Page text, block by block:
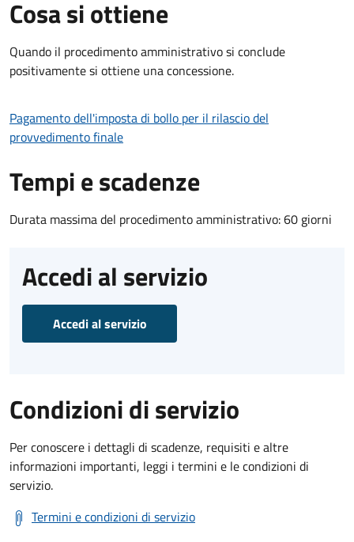
Cosa si ottiene
Quando il procedimento amministrativo si conclude
positivamente si ottiene una concessione.
Pagamento dell'imposta di bollo per il rilascio del
provvedimento finale
Tempi e scadenze
Durata massima del procedimento amministrativo: 60 giorni
Accedi al servizio
Accedi al servizio
Condizioni di servizio
Per conoscere i dettagli di scadenze, requisiti e altre
informazioni importanti, leggi i termini e le condizioni di
servizio.
Termini e condizioni di servizio